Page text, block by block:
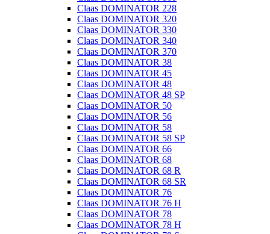
Claas DOMINATOR 228
Claas DOMINATOR 320
Claas DOMINATOR 330
Claas DOMINATOR 340
Claas DOMINATOR 370
Claas DOMINATOR 38
Claas DOMINATOR 45
Claas DOMINATOR 48
Claas DOMINATOR 48 SP
Claas DOMINATOR 50
Claas DOMINATOR 56
Claas DOMINATOR 58
Claas DOMINATOR 58 SP
Claas DOMINATOR 66
Claas DOMINATOR 68
Claas DOMINATOR 68 R
Claas DOMINATOR 68 SR
Claas DOMINATOR 76
Claas DOMINATOR 76 H
Claas DOMINATOR 78
Claas DOMINATOR 78 H